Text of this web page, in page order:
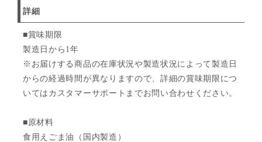
詳細
■賞味期限
製造日から1年
※お届けする商品の在庫状況や製造状況によって製造日
からの経過時間が異なりますので、詳細の賞味期限につ
いてはカスタマーサポートまでお問い合わせください。
■原材料
食用えごま油（国内製造）